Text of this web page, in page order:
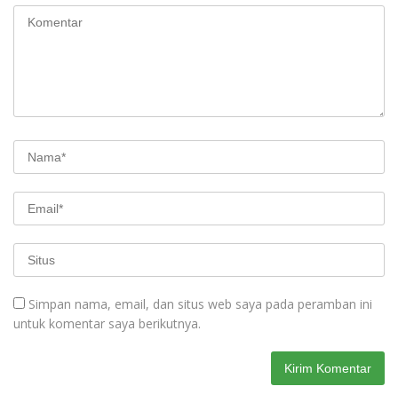
Simpan nama, email, dan situs web saya pada peramban ini
untuk komentar saya berikutnya.